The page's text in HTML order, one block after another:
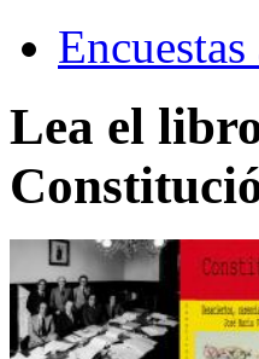
Lea el